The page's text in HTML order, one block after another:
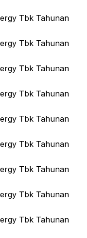
Tbk Tahunan
Tbk Tahunan
Tbk Tahunan
Tbk Tahunan
Tbk Tahunan
Tbk Tahunan
Tbk Tahunan
Tbk Tahunan
Tbk Tahunan